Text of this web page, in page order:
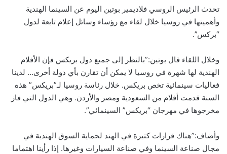
تحدث الرئيس الروسي فلاديمير بوتين اليوم عن السينما الهندية
وأهميتها في روسيا خلال لقاء مع رؤساء وسائل إعلام تابعة لدول
“بركس”.
وخلال اللقاء قال بوتين:”بالنظر إلى جميع دول بريكس فإن الأفلام
الهندية لها شهرة في روسيا لا يمكن أن تقارن بأي دولة أخرى… لدينا
فعاليات سينمائية تخص بريكس. خلال رئاسة روسيا لـ”بريكس” هذه
السنة قدمت أفلام من السعودية ومصر والأردن. وهي الدول التي فاز
مخرجوها في مهرجان “بريكس” السينمائي”.
وأضاف:”هناك قرارات كثيرة في الهند لحماية السوق الهندية في
مجال صناعة السينما وفي صناعة السيارات وغيرها. إذا رأينا اهتماما